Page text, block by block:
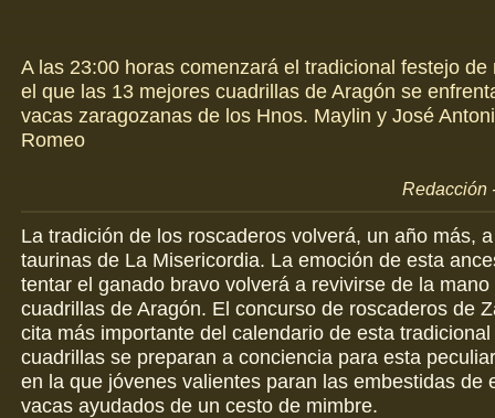
A las 23:00 horas comenzará el tradicional festejo de
el que las 13 mejores cuadrillas de Aragón se
vacas zaragozanas de los Hnos. Maylin y José
Romeo
Redacción
La tradición de los roscaderos volverá, un año más,
taurinas de La Misericordia. La emoción de esta
tentar el ganado bravo volverá a revivirse de la
cuadrillas de Aragón. El concurso de roscaderos de
cita más importante del calendario de esta
cuadrillas se preparan a conciencia para esta
en la que jóvenes valientes paran las embestidas de
vacas ayudados de un cesto de mimbre.